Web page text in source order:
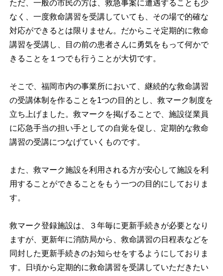
ただ、一般の市民の方は、救急事案に遭遇することも少
なく、一度救命講習を受講していても、その場で的確な
対応ができるとは限りません。だからこそ定期的に救命
講習を受講し、目の前の患者さんに勇気をもって何かで
きることを１つでも行うことが大切です。
そこで、福岡市内の事業所において、継続的な救命講習
の受講体制を作ることを1つの目的とし、救マーク制度を
立ち上げました。救マークを掲げることで、施設従業員
に応急手当の担い手としての自覚を促し、定期的な救命
講習の受講につなげていくものです。
また、救マーク施設を利用される方が安心して施設を利
用することができることをもう一つの目的にしておりま
す。
救マーク登録施設は、３年毎に更新手続きが必要となり
ますが、更新年に消防局から、救命講習の日程表などを
同封した更新手続きのお知らせをするようにしておりま
す。日頃から定期的に救命講習を受講していただきたい